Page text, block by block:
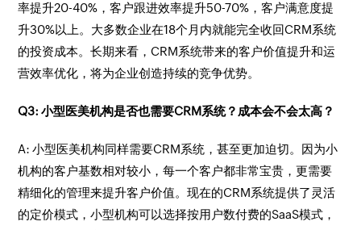
率提升20-40%，客户跟进效率提升50-70%，客户满意度提
升30%以上。大多数企业在18个月内就能完全收回CRM系统
的投资成本。长期来看，CRM系统带来的客户价值提升和运
营效率优化，将为企业创造持续的竞争优势。
Q3: 小型医美机构是否也需要CRM系统？成本会不会太高？
A: 小型医美机构同样需要CRM系统，甚至更加迫切。因为小
机构的客户基数相对较小，每一个客户都非常宝贵，更需要
精细化的管理来提升客户价值。现在的CRM系统提供了灵活
的定价模式，小型机构可以选择按用户数付费的SaaS模式，